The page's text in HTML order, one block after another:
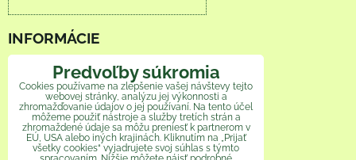
INFORMÁCIE
Obchodné podmienky
Reklamačný poriadok
Ochrana osobných údajov
Predvoľby súkromia
Cookies používame na zlepšenie vašej návštevy tejto
webovej stránky, analýzu jej výkonnosti a
zhromažďovanie údajov o jej používaní. Na tento účel
môžeme použiť nástroje a služby tretích strán a
zhromaždené údaje sa môžu preniesť k partnerom v
EÚ, USA alebo iných krajinách. Kliknutím na „Prijať
všetky cookies“ vyjadrujete svoj súhlas s týmto